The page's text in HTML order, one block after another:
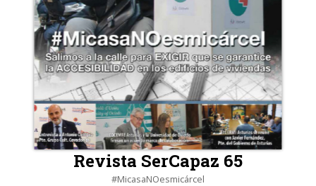
Revista SerCapaz 65
#MicasaNOesmicárcel